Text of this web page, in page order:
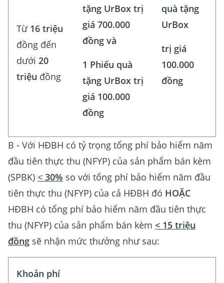
Từ 16 triệu
đồng đến
dưới 20
triệu đồng
tặng UrBox trị
giá 700.000
đồng và
1 Phiếu quà
tặng UrBox trị
giá 100.000
đồng
quà tặng
UrBox
trị giá
100.000
đồng
B - Với HĐBH có tỷ trọng tổng phí bảo hiểm năm
đầu tiên thực thu (NFYP) của sản phẩm bán kèm
(SPBK) < 30% so với tổng phí bảo hiểm năm đầu
tiên thực thu (NFYP) của cả HĐBH đó HOẶC
HĐBH có tổng phí bảo hiểm năm đầu tiên thực
thu (NFYP) của sản phẩm bán kèm < 15 triệu
đồng sẽ nhận mức thưởng như sau:
Khoản phí